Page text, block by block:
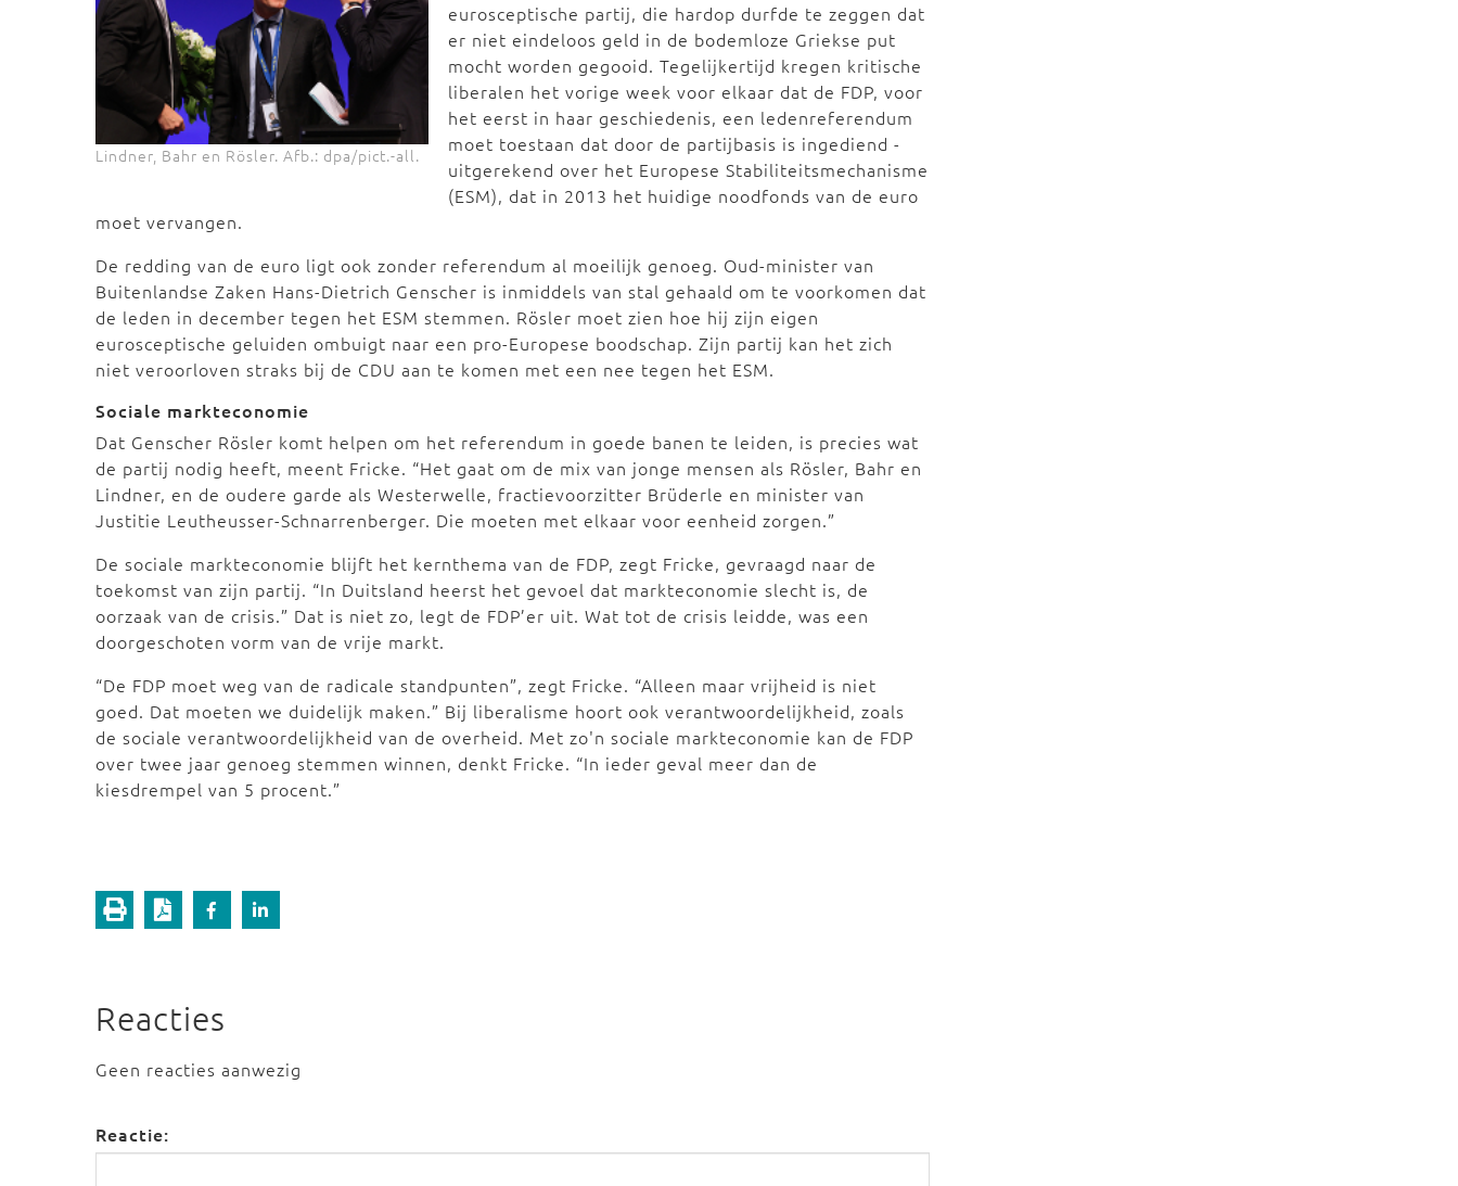
Lindner, Bahr en Rösler. Afb.: dpa/pict.-all.
eurosceptische partij, die hardop durfde te zeggen dat
er niet eindeloos geld in de bodemloze Griekse put
mocht worden gegooid. Tegelijkertijd kregen kritische
liberalen het vorige week voor elkaar dat de FDP, voor
het eerst in haar geschiedenis, een ledenreferendum
moet toestaan dat door de partijbasis is ingediend -
uitgerekend over het Europese Stabiliteitsmechanisme
(ESM), dat in 2013 het huidige noodfonds van de euro
moet vervangen.
De redding van de euro ligt ook zonder referendum al moeilijk genoeg. Oud-minister van
Buitenlandse Zaken Hans-Dietrich Genscher is inmiddels van stal gehaald om te voorkomen dat
de leden in december tegen het ESM stemmen. Rösler moet zien hoe hij zijn eigen
eurosceptische geluiden ombuigt naar een pro-Europese boodschap. Zijn partij kan het zich
niet veroorloven straks bij de CDU aan te komen met een nee tegen het ESM.
Sociale markteconomie
Dat Genscher Rösler komt helpen om het referendum in goede banen te leiden, is precies wat
de partij nodig heeft, meent Fricke. “Het gaat om de mix van jonge mensen als Rösler, Bahr en
Lindner, en de oudere garde als Westerwelle, fractievoorzitter Brüderle en minister van
Justitie Leutheusser-Schnarrenberger. Die moeten met elkaar voor eenheid zorgen.”
De sociale markteconomie blijft het kernthema van de FDP, zegt Fricke, gevraagd naar de
toekomst van zijn partij. “In Duitsland heerst het gevoel dat markteconomie slecht is, de
oorzaak van de crisis.” Dat is niet zo, legt de FDP’er uit. Wat tot de crisis leidde, was een
doorgeschoten vorm van de vrije markt.
“De FDP moet weg van de radicale standpunten”, zegt Fricke. “Alleen maar vrijheid is niet
goed. Dat moeten we duidelijk maken.” Bij liberalisme hoort ook verantwoordelijkheid, zoals
de sociale verantwoordelijkheid van de overheid. Met zo'n sociale markteconomie kan de FDP
over twee jaar genoeg stemmen winnen, denkt Fricke. “In ieder geval meer dan de
kiesdrempel van 5 procent.”
Reacties
Geen reacties aanwezig
Reactie: